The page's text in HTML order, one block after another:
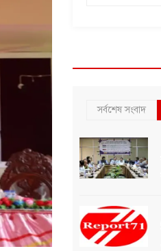
সর্বশেষ সংবাদ